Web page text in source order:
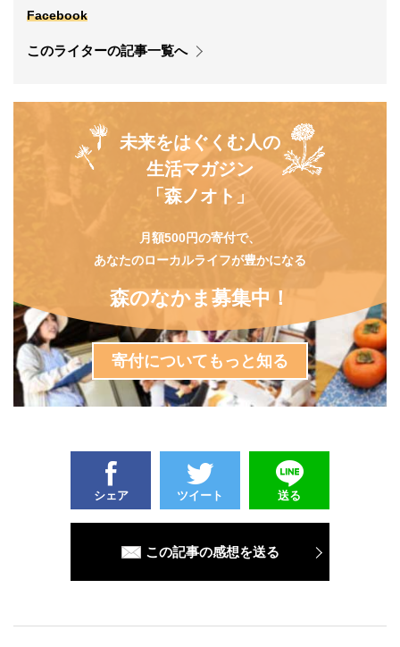
Facebook
このライターの記事一覧へ
未来をはぐくむ人の
生活マガジン
「森ノオト」
月額500円の寄付で、
あなたのローカルライフが豊かになる
森のなかま募集中！
寄付についてもっと知る
シェア ツイート 送る
この記事の感想を送る